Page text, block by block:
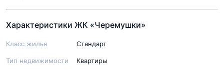
Характеристики ЖК «Черемушки»
Класс жилья Стандарт
Тип недвижимости Квартиры